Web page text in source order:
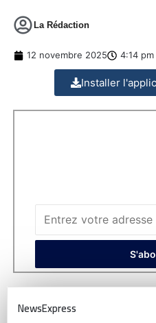
La Rédaction
12 novembre 2025 4:14 pm
Installer
NewsExpress